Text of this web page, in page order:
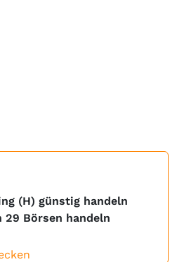
(H) günstig handeln
29 Börsen handeln